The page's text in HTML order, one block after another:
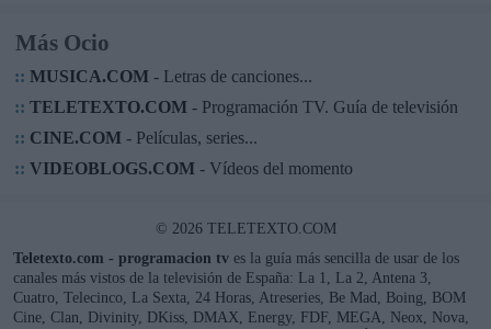
Más Ocio
:: MUSICA.COM- Letras de canciones...
:: TELETEXTO.COM- Programación TV. Guía de televisión
:: CINE.COM- Películas, series...
:: VIDEOBLOGS.COM- Vídeos del momento
© 2026 TELETEXTO.COM
Teletexto.com - programacion tv es la guía más sencilla de usar de los
canales más vistos de la televisión de España: La 1, La 2, Antena 3,
Cuatro, Telecinco, La Sexta, 24 Horas, Atreseries, Be Mad, Boing, BOM
Cine, Clan, Divinity, DKiss, DMAX, Energy, FDF, MEGA, Neox, Nova,